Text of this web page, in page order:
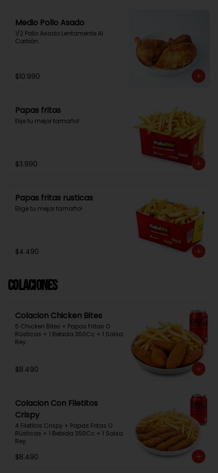
Medio Pollo Asado
1/2 Pollo Asado Lentamente Al
Carbón.
$10.990
Papas fritas
Elije tu mejor tamaño!
$3.990
Papas fritas rusticas
Elige tu mejor tamaño!
$4.490
Colaciones
Colacion Chicken Bites
5 Chicken Bites + Papas Fritas O
Rústicas + 1 Bebida 350Cc + 1 Salsa
Rey.
$8.490
Colacion Con Filetitos
Crispy
4 Filetitos Crispy + Papas Fritas O
Rústicas + 1 Bebida 350Cc + 1 Salsa
Rey.
$8.490